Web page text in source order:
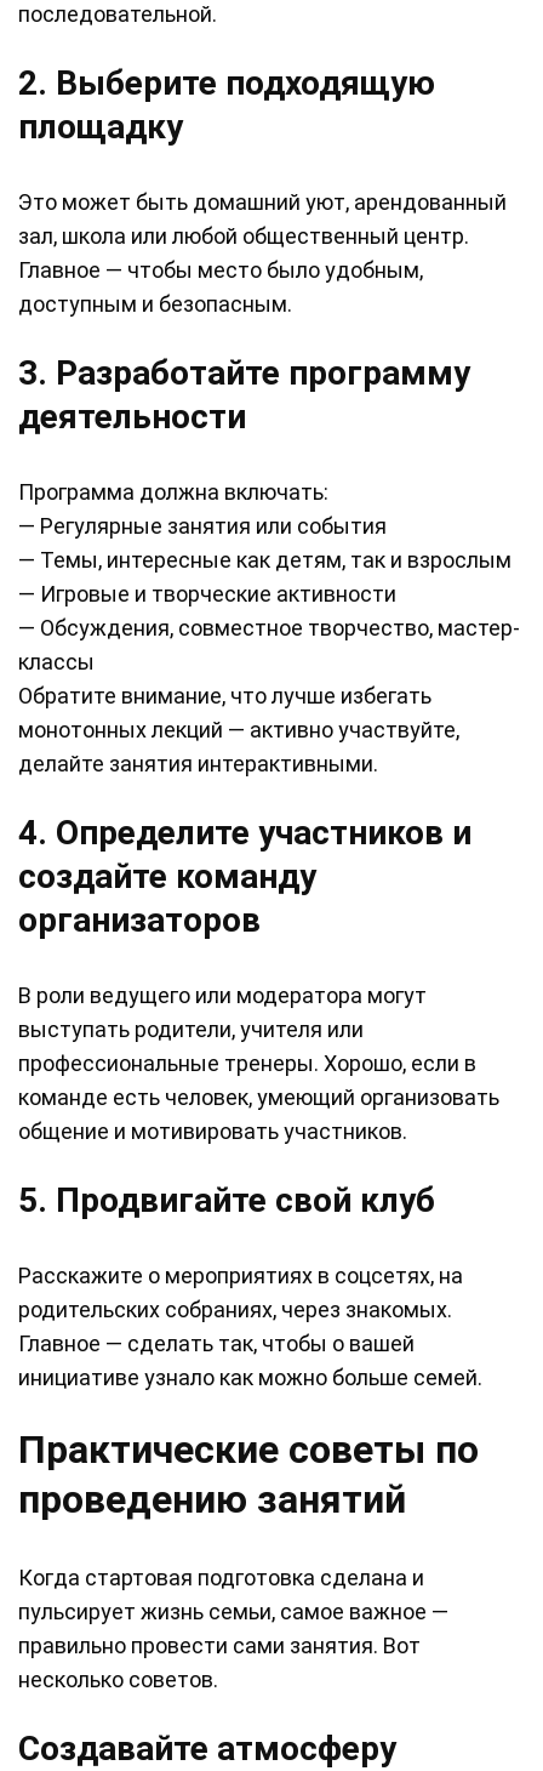
последовательной.
2. Выберите подходящую
площадку
Это может быть домашний уют, арендованный
зал, школа или любой общественный центр.
Главное — чтобы место было удобным,
доступным и безопасным.
3. Разработайте программу
деятельности
Программа должна включать:
— Регулярные занятия или события
— Темы, интересные как детям, так и взрослым
— Игровые и творческие активности
— Обсуждения, совместное творчество, мастер-
классы
Обратите внимание, что лучше избегать
монотонных лекций — активно участвуйте,
делайте занятия интерактивными.
4. Определите участников и
создайте команду
организаторов
В роли ведущего или модератора могут
выступать родители, учителя или
профессиональные тренеры. Хорошо, если в
команде есть человек, умеющий организовать
общение и мотивировать участников.
5. Продвигайте свой клуб
Расскажите о мероприятиях в соцсетях, на
родительских собраниях, через знакомых.
Главное — сделать так, чтобы о вашей
инициативе узнало как можно больше семей.
Практические советы по
проведению занятий
Когда стартовая подготовка сделана и
пульсирует жизнь семьи, самое важное —
правильно провести сами занятия. Вот
несколько советов.
Создавайте атмосферу